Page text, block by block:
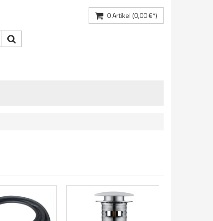
0Artikel (0,00 €*)